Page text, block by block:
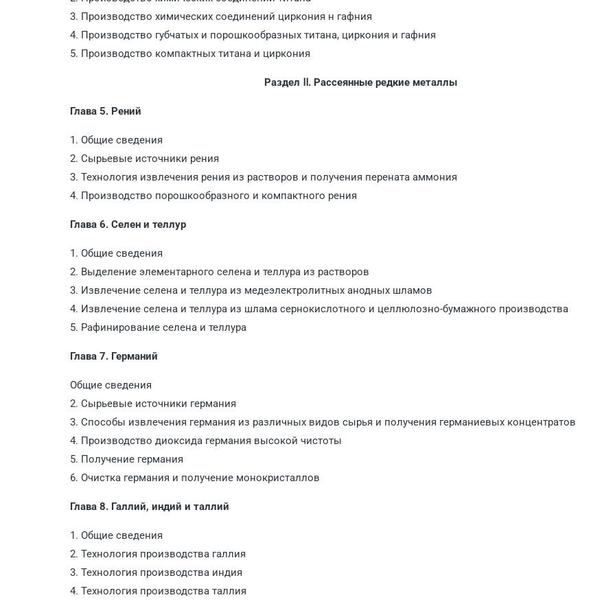
3. Производство химических соединений циркония н гафния
4. Производство губчатых и порошкообразных титана, циркония и гафния
5. Производство компактных титана и циркония
Раздел Ⅱ. Рассеянные редкие металлы
Глава 5. Рений
1. Общие сведения
2. Сырьевые источники рения
3. Технология извлечения рения из растворов и получения перената аммония
4. Производство порошкообразного и компактного рения
Глава 6. Селен и теллур
1. Общие сведения
2. Выделение элементарного селена и теллура из растворов
3. Извлечение селена и теллура из медеэлектролитных анодных шламов
4. Извлечение селена и теллура из шлама сернокислотного и целлюлозно-бумажного производства
5. Рафинирование селена и теллура
Глава 7. Германий
Общие сведения
2. Сырьевые источники германия
3. Способы извлечения германия из различных видов сырья и получения германиевых концентратов
4. Производство диоксида германия высокой чистоты
5. Получение германия
6. Очистка германия и получение монокристаллов
Глава 8. Галлий, индий и таллий
1. Общие сведения
2. Технология производства галлия
3. Технология производства индия
4. Технология производства таллия